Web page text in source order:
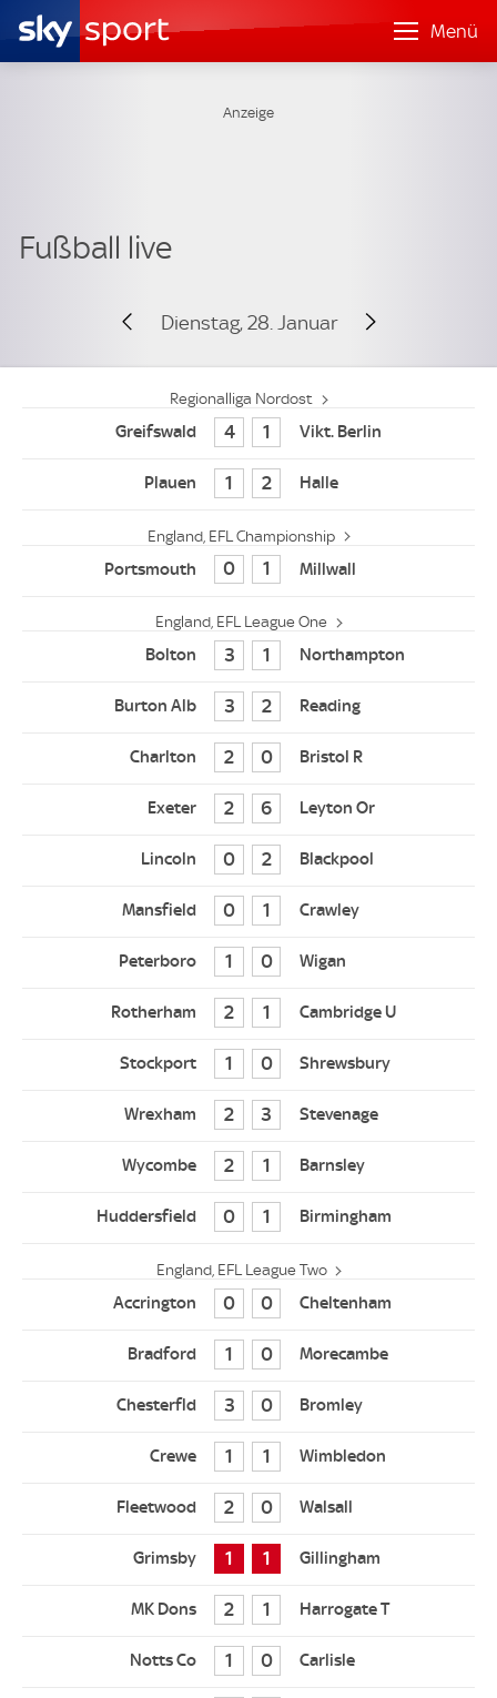
Menü
Dienstag, 28. Januar
Regionalliga Nordost
4 1
1 2
England, EFL Championship
0 1
England, EFL League One
3 1
3 2
2 0
2 6
0 2
0 1
1 0
2 1
1 0
2 3
2 1
0 1
England, EFL League Two
0 0
1 0
3 0
1 1
2 0
1 1
2 1
1 0